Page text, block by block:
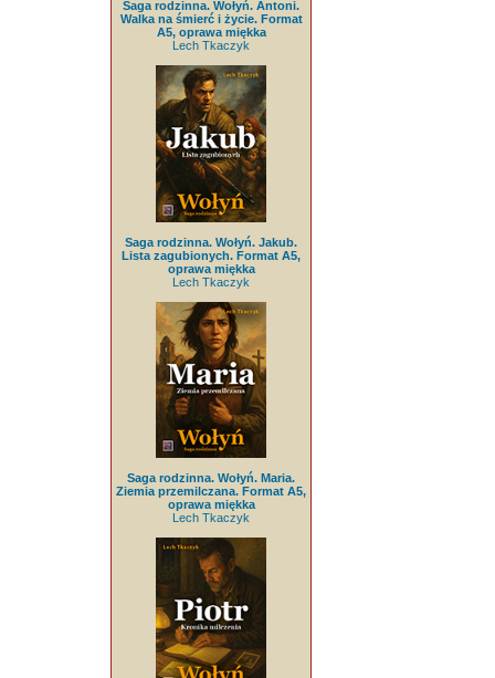
Saga rodzinna. Wołyń. Antoni.
Walka na śmierć i życie. Format
A5, oprawa miękka
Lech Tkaczyk
Saga rodzinna. Wołyń. Jakub.
Lista zagubionych. Format A5,
oprawa miękka
Lech Tkaczyk
Saga rodzinna. Wołyń. Maria.
Ziemia przemilczana. Format A5,
oprawa miękka
Lech Tkaczyk